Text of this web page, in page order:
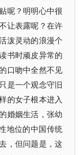
呢？明明心中很
让表露呢？在许
泼灵动的浪漫个
书时顽皮异常的
口吻中全然不见
是一个观念守旧
的女子根本进入
婚姻生活，张幼
地位的中国传统
，但问题是，这